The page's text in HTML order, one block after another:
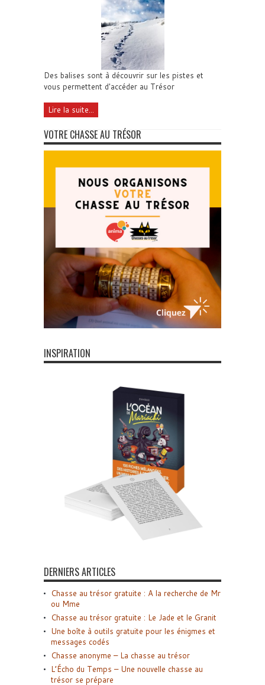
Des balises sont à découvrir sur les pistes et
vous permettent d'accéder au Trésor
Lire la suite...
VOTRE CHASSE AU TRÉSOR
INSPIRATION
DERNIERS ARTICLES
Chasse au trésor gratuite : A la recherche de Mr
ou Mme
Chasse au trésor gratuite : Le Jade et le Granit
Une boîte à outils gratuite pour les énigmes et
messages codés
Chasse anonyme – La chasse au trésor
L’Écho du Temps – Une nouvelle chasse au
trésor se prépare